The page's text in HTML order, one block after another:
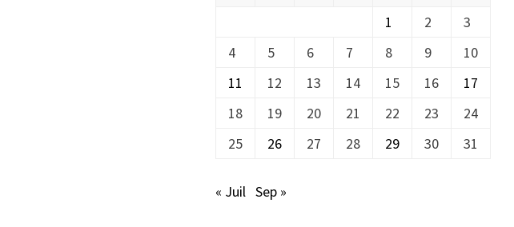
1
2
3
4
5 6 7 8 9
10
11
12 13 14 15 16
17
18
19 20 21 22 23
24
25
26 27 28 29 30 31
« Juil Sep »